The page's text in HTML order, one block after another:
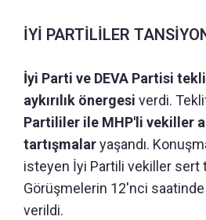
İYİ PARTİLİLER
İyi Parti ve DEVA Partisi
aykırılık önergesi verdi.
Partililer ile MHP'li vekiller
tartışmalaryaşandı.
isteyen İyi Partili vekiller sert
Görüşmelerin 12'nci saatinde
verildi.